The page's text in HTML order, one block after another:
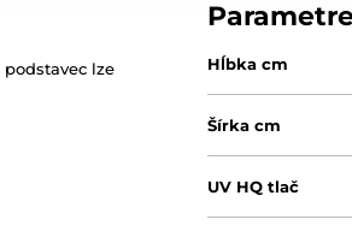
lze
Hĺbka cm
Šírka cm
UV HQ tlač